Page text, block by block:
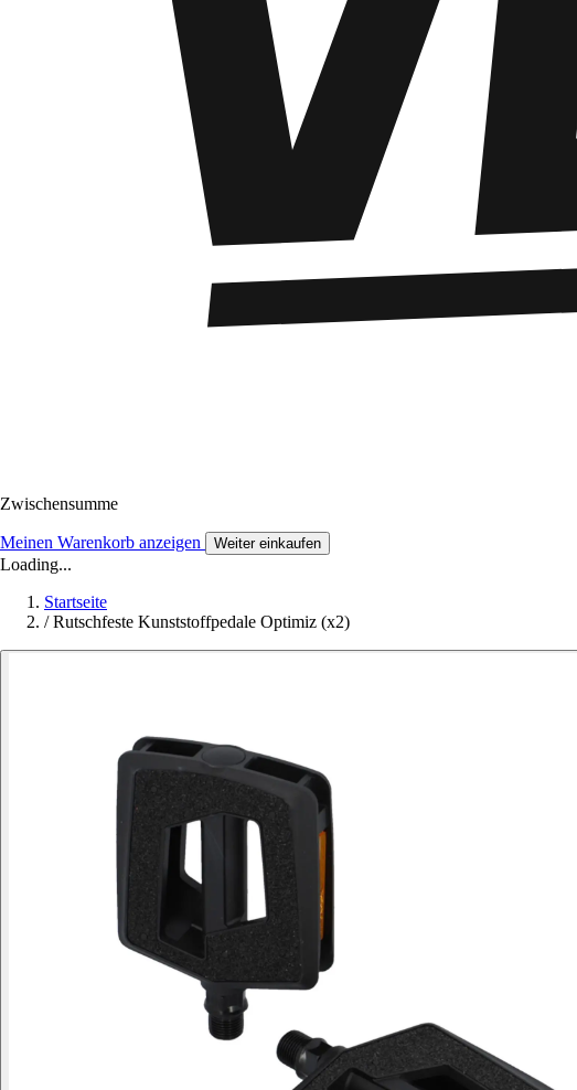
Zwischensumme
Meinen Warenkorb anzeigen Weiter einkaufen
Loading...
Startseite
/ Rutschfeste Kunststoffpedale Optimiz (x2)